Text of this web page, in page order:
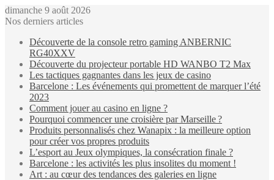
dimanche 9 août 2026
Nos derniers articles
Découverte de la console retro gaming ANBERNIC
RG40XXV
Découverte du projecteur portable HD WANBO T2 Max
Les tactiques gagnantes dans les jeux de casino
Barcelone : Les événements qui promettent de marquer l’été
2023
Comment jouer au casino en ligne ?
Pourquoi commencer une croisière par Marseille ?
Produits personnalisés chez Wanapix : la meilleure option
pour créer vos propres produits
L’esport au Jeux olympiques, la consécration finale ?
Barcelone : les activités les plus insolites du moment !
Art : au cœur des tendances des galeries en ligne